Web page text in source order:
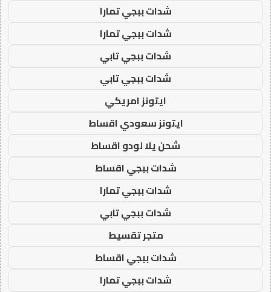
شدات ببجي تمارا
شدات ببجي تمارا
شدات ببجي تابي
شدات ببجي تابي
ايتونز امريكي
ايتونز سعودي اقساط
شحن يلا لودو اقساط
شدات ببجي اقساط
شدات ببجي تمارا
شدات ببجي تابي
متجر تقسيط
شدات ببجي اقساط
شدات ببجي تمارا